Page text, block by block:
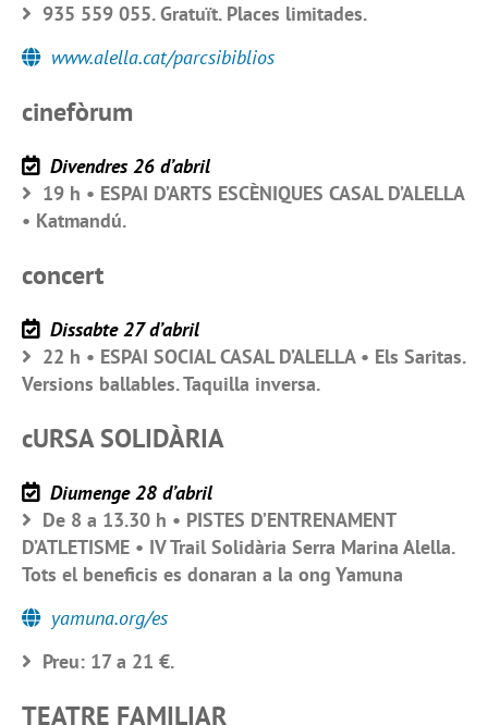
935 559 055. Gratuït. Places limitades.
www.alella.cat/parcsibiblios
cinefòrum
Divendres 26 d’abril
19 h • ESPAI D’ARTS ESCÈNIQUES CASAL D’ALELLA
• Katmandú.
concert
Dissabte 27 d’abril
22 h • ESPAI SOCIAL CASAL D’ALELLA • Els Saritas.
Versions ballables. Taquilla inversa.
cURSA SOLIDÀRIA
Diumenge 28 d’abril
De 8 a 13.30 h • PISTES D’ENTRENAMENT
D’ATLETISME • IV Trail Solidària Serra Marina Alella.
Tots el beneficis es donaran a la ong Yamuna
yamuna.org/es
Preu: 17 a 21 €.
TEATRE FAMILIAR